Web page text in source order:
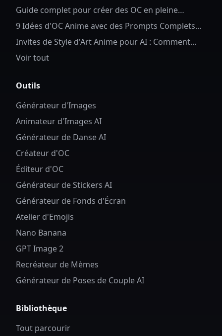
Donnez Vie à Vos Photos
Guide complet pour créer des OC en pleine
longueur pour Anime OC
9 Idées d'OC Anime avec des Prompts Complets
d'OC Anime AI
Invites de Style d'Art Anime pour AI : Comment
Contrôler les Détails et le Style des Personnages
Voir tout
Outils
Générateur d'Images
Animateur d'Images AI
Générateur de Danse AI
Créateur d'OC
Éditeur d'OC
Générateur de Stickers AI
Générateur de Fonds d'Écran
Atelier d'Emojis
Nano Banana
GPT Image 2
Recréateur de Mèmes
Générateur de Poses de Couple AI
Bibliothèque
Tout parcourir